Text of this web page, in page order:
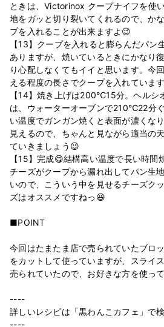
ときは、Victorinox クープナイフを使
地をガッと切り裂いてくれるので、か
プを入れることが出来ますよ😉
【13】クープを入れると膨らんだパン
ありますが、焼いているときにかなり
り心配しなくてもイイと思います。今
える程度の長さでクープを入れていま
【14】焼き上げは200℃15分。ヘルシ
は、ウォーターオーブンで210℃22分
い温度でガンガン焼くと表面が濃くな
見えるので、ちゃんと見ながら適当の
ていきましょう😉
【15】完成😋結構高い温度で長い時間
チーズがクープから漏れ出してパン生
いので、こういう中を見せるチーズク
ズはオススメですねっ😆
■POINT
今回はたまたま店で売られていたブロ
をカットして使っていますが、スライ
売られていたので、お好きな方を使っ
----
詳しいレシピは「黒わんこカフェ」で
----